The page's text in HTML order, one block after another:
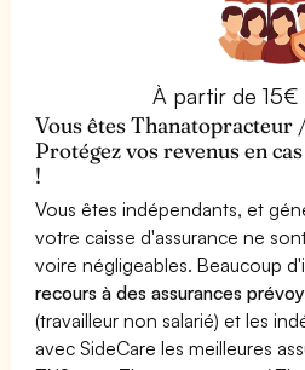
À partir de 15€
Vous êtes Thanatopracteur
Protégez vos revenus en
!
Vous êtes indépendants, et
votre caisse d'assurance ne
voire négligeables. Beaucoup
recours à des assurances
(travailleur non salarié) et les
avec SideCare les meilleures